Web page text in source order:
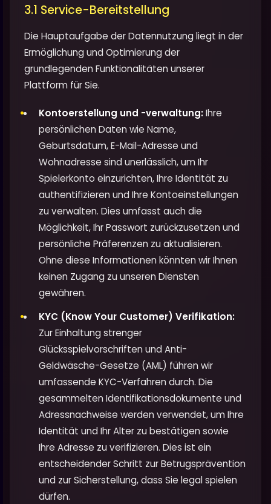
3.1 Service-Bereitstellung
Die Hauptaufgabe der Datennutzung liegt in der
Ermöglichung und Optimierung der
grundlegenden Funktionalitäten unserer
Plattform für Sie.
Kontoerstellung und -verwaltung:Ihre
persönlichen Daten wie Name,
Geburtsdatum, E-Mail-Adresse und
Wohnadresse sind unerlässlich, um Ihr
Spielerkonto einzurichten, Ihre Identität zu
authentifizieren und Ihre Kontoeinstellungen
zu verwalten. Dies umfasst auch die
Möglichkeit, Ihr Passwort zurückzusetzen und
persönliche Präferenzen zu aktualisieren.
Ohne diese Informationen könnten wir Ihnen
keinen Zugang zu unseren Diensten
gewähren.
KYC (Know Your Customer) Verifikation:
Zur Einhaltung strenger
Glücksspielvorschriften und Anti-
Geldwäsche-Gesetze (AML) führen wir
umfassende KYC-Verfahren durch. Die
gesammelten Identifikationsdokumente und
Adressnachweise werden verwendet, um Ihre
Identität und Ihr Alter zu bestätigen sowie
Ihre Adresse zu verifizieren. Dies ist ein
entscheidender Schritt zur Betrugsprävention
und zur Sicherstellung, dass Sie legal spielen
dürfen.